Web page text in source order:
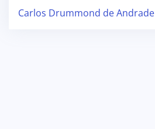
Carlos Drummond de Andrade